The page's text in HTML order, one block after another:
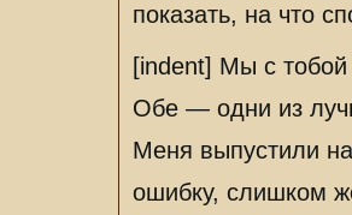
показать, на что
[indent] Мы с тобой
Обе — одни из
Меня выпустили
ошибку, слишком